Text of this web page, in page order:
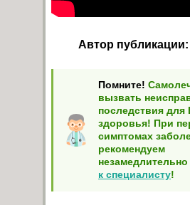
Автор публикации:
Помните!
вызвать
последствия для
здоровья! При
симптомах
рекомендуем
незамедлительно
к специалисту!